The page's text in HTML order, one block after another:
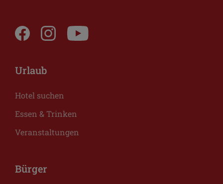
Urlaub
Hotel suchen
Essen & Trinken
Veranstaltungen
Bürger